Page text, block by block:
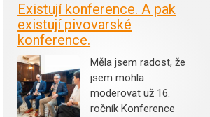
Existují konference. A pak
existují pivovarské
konference.
Měla jsem radost, že
jsem mohla
moderovat už 16.
ročník Konference